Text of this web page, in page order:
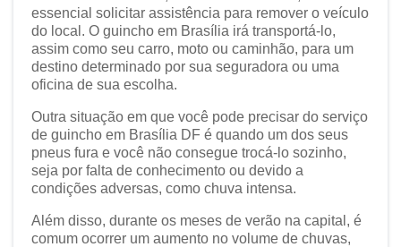
essencial solicitar assistência para remover o veículo
do local. O guincho em Brasília irá transportá-lo,
assim como seu carro, moto ou caminhão, para um
destino determinado por sua seguradora ou uma
oficina de sua escolha.
Outra situação em que você pode precisar do serviço
de guincho em Brasília DF é quando um dos seus
pneus fura e você não consegue trocá-lo sozinho,
seja por falta de conhecimento ou devido a
condições adversas, como chuva intensa.
Além disso, durante os meses de verão na capital, é
comum ocorrer um aumento no volume de chuvas,